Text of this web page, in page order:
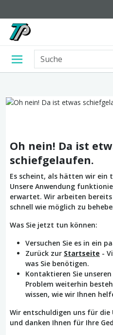
Oh nein! Da ist
schiefgelaufen.
Es scheint, als hätten wir ein
Unsere Anwendung
erwartet. Wir arbeiten
schnell wie möglich zu
Was Sie jetzt tun können:
Versuchen Sie es in ein
Zurück zur Startseite -
was Sie benötigen.
Kontaktieren Sie unseren
Problem weiterhin
wissen, wie wir Ihnen
Wir entschuldigen uns für die
und danken Ihnen für Ihre